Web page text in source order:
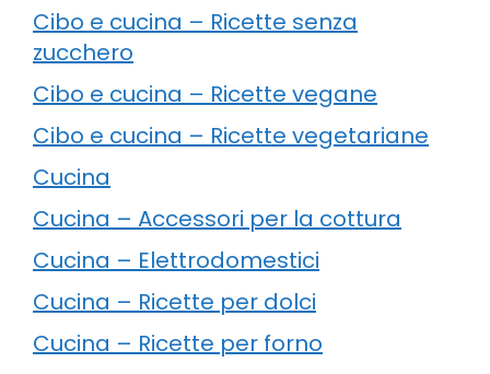
Cibo e cucina – Ricette senza
zucchero
Cibo e cucina – Ricette vegane
Cibo e cucina – Ricette vegetariane
Cucina
Cucina – Accessori per la cottura
Cucina – Elettrodomestici
Cucina – Ricette per dolci
Cucina – Ricette per forno